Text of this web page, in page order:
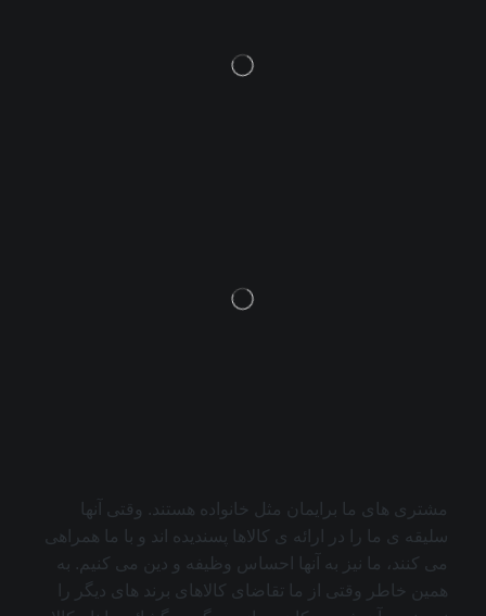
مشتری های ما برایمان مثل خانواده هستند. وقتی آنها
سلیقه ی ما را در ارائه ی کالاها پسندیده اند و با ما همراهی
می کنند، ما نیز به آنها احساس وظیفه و دین می کنیم. به
همین خاطر وقتی از ما تقاضای کالاهای برند های دیگر را